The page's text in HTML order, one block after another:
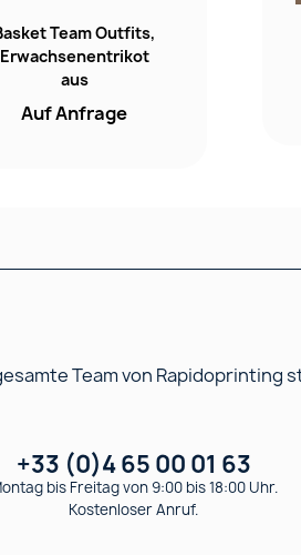
Team Outfits,
Erwachsenentrikot
aus
Auf Anfrage
Team von Rapidoprinting
+33 (0)4 65 00 01 63
bis Freitag von 9:00 bis 18:00 Uhr.
Kostenloser Anruf.